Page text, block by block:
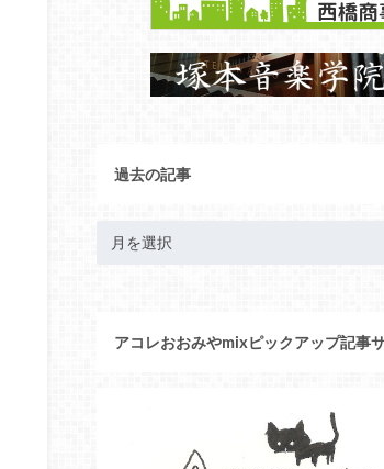
過去の記事
アコレおおみやmixピックアップ記事